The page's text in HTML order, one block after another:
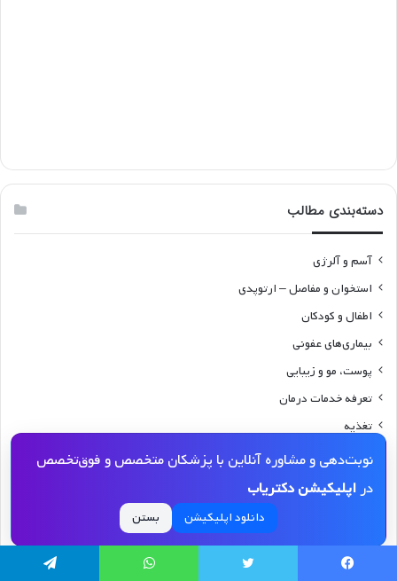
دسته‌بندی مطالب
آسم و آلرژی
استخوان و مفاصل – ارتوپدی
اطفال و کودکان
بیماری‌های عفونی
پوست، مو و زیبایی
تعرفه خدمات درمان
تغذیه
چشم پزشکی
خون، سرطان و آنکولوژی
داروها
نوبت‌دهی و مشاوره آنلاین با پزشکان متخصص و فوق‌تخصص
دراپلیکیشن دکتریاب
دانلود اپلیکیشن بستن